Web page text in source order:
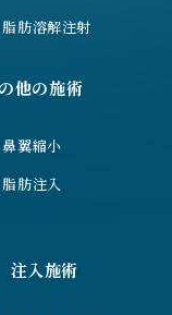
脂肪溶解注射
他の施術
鼻翼縮小
脂肪注入
注入施術